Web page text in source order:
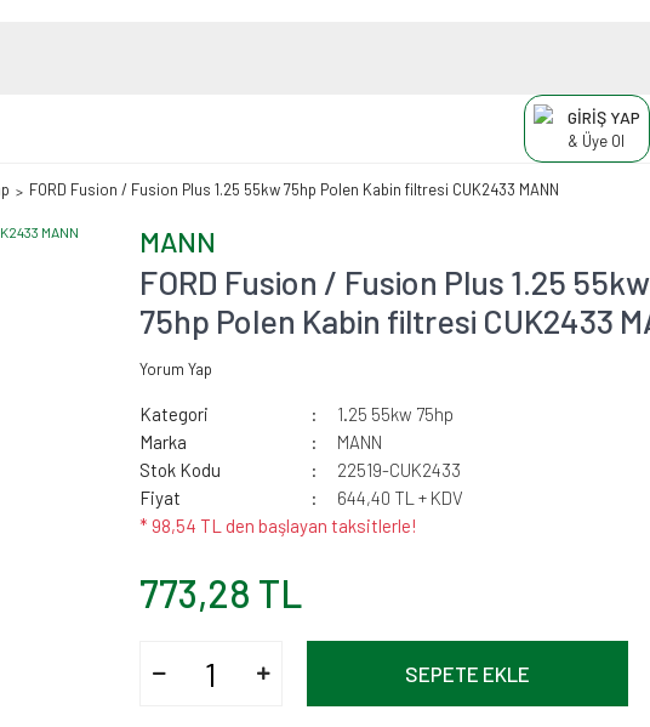
GİRİŞ YAP
& Üye Ol
FORD Fusion / Fusion Plus 1.25 55kw 75hp Polen Kabin filtresi CUK2433 MANN
MANN
FORD Fusion / Fusion Plus 1.25 55kw
75hp Polen Kabin filtresi CUK2433
Yorum Yap
Kategori
1.25 55kw 75hp
Marka
MANN
Stok Kodu
22519-CUK2433
Fiyat
644,40 TL + KDV
* 98,54 TL den başlayan taksitlerle!
773,28 TL
SEPETE EKLE